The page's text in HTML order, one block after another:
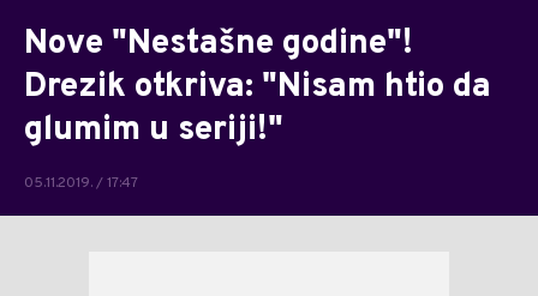
Nove "Nestašne godine"!
Drezik otkriva: "Nisam htio da
glumim u seriji!"
05.11.2019. / 17:47